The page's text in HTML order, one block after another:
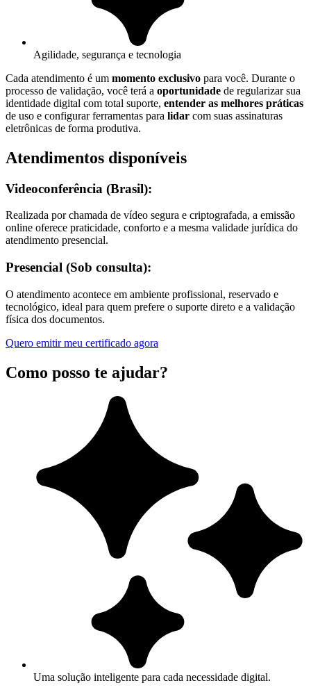
Agilidade, segurança e tecnologia
Cada atendimento é um momento exclusivo para você. Durante o
processo de validação, você terá a oportunidade de regularizar sua
identidade digital com total suporte, entender as melhores práticas
de uso e configurar ferramentas para lidar com suas assinaturas
eletrônicas de forma produtiva.
Atendimentos disponíveis
Videoconferência (Brasil):
Realizada por chamada de vídeo segura e criptografada, a emissão
online oferece praticidade, conforto e a mesma validade jurídica do
atendimento presencial.
Presencial (Sob consulta):
O atendimento acontece em ambiente profissional, reservado e
tecnológico, ideal para quem prefere o suporte direto e a validação
física dos documentos.
Quero emitir meu certificado agora
Como posso te ajudar?
Uma solução inteligente para cada necessidade digital.